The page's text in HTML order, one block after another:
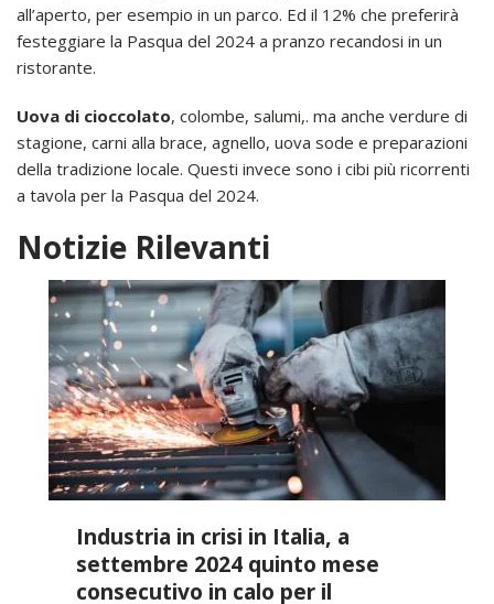
all’aperto, per esempio in un parco. Ed il 12% che preferirà
festeggiare la Pasqua del 2024 a pranzo recandosi in un
ristorante.
Uova di cioccolato, colombe, salumi,. ma anche verdure di
stagione, carni alla brace, agnello, uova sode e preparazioni
della tradizione locale. Questi invece sono i cibi più ricorrenti
a tavola per la Pasqua del 2024.
Notizie Rilevanti
Industria in crisi in Italia, a
settembre 2024 quinto mese
consecutivo in calo per il